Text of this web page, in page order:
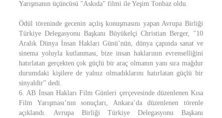
Yarışmanın üçüncüsü "Askıda" filmi ile Yeşim Tonbaz oldu.
Ödül töreninde gecenin açılış konuşmasını yapan Avrupa Birliği
Türkiye Delegasyonu Başkanı Büyükelçi Christian Berger, "10
Aralık Dünya İnsan Hakları Günü’nün, dünya çapında sanat ve
sinema yoluyla kutlanması, bize insan haklarının evrenselliğini
hatırlatan gerçekten çok güçlü bir araç olmanın yanı sıra mağdur
durumdaki kişilere de yalnız olmadıklarını hatırlatan güçlü bir
sinyaldir” dedi.
6. AB İnsan Hakları Film Günleri çerçevesinde düzenlenen Kısa
Film Yarışması’nın sonuçları, Ankara’da düzenlenen törenle
açıklandı. Avrupa Birliği Türkiye Delegasyonu Başkanı